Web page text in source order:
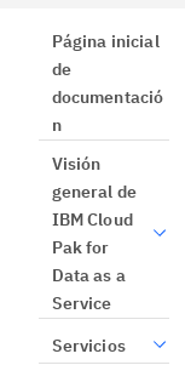
Página inicial
de
documentació
n
Visión
general de
IBM Cloud
Pak for
Data as a
Service
Servicios